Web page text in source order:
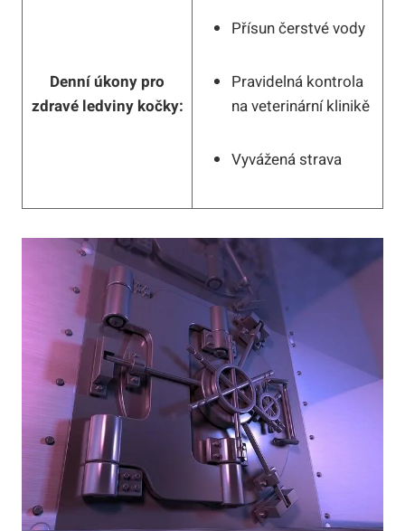
Denní úkony pro
zdravé ledviny kočky:
Přísun čerstvé vody
Pravidelná kontrola
na veterinární klinikě
Vyvážená strava